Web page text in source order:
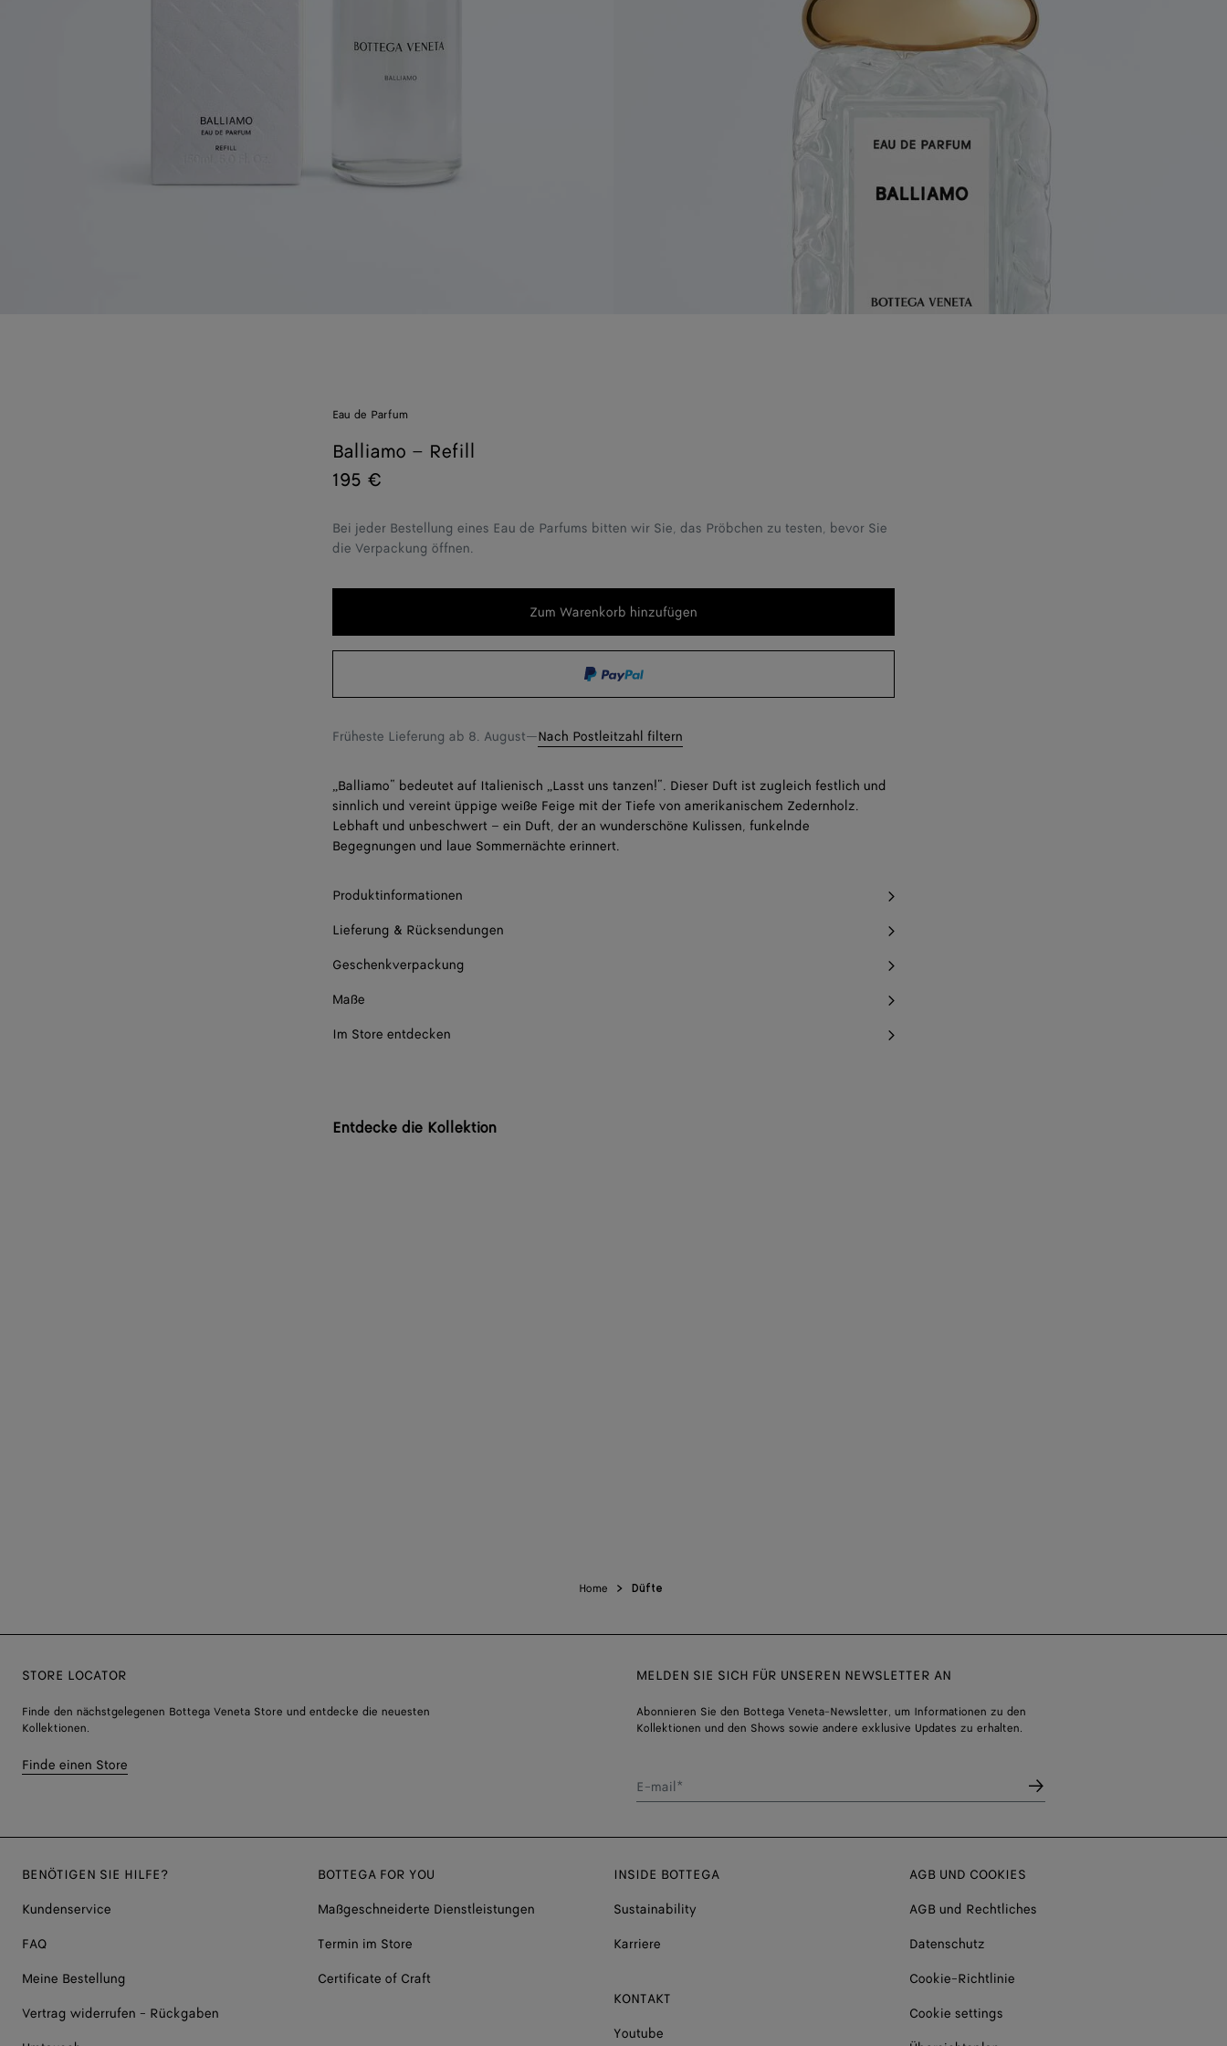
Eau de Parfum
Balliamo – Refill
195 €
Bei jeder Bestellung eines Eau de Parfums bitten wir Sie, das Pröbchen zu testen, bevor Sie
die Verpackung öffnen.
Zum
Zum Warenkorb hinzufügen
Bitte
eine
Größe
Früheste Lieferung ab 8. August—Nach Postleitzahl filtern
„Balliamo“ bedeutet auf Italienisch „Lasst uns tanzen!“. Dieser Duft ist zugleich festlich und
sinnlich und vereint üppige weiße Feige mit der Tiefe von amerikanischem Zedernholz.
Lebhaft und unbeschwert – ein Duft, der an wunderschöne Kulissen, funkelnde
Begegnungen und laue Sommernächte erinnert.
Produktinformationen
Lieferung & Rücksendungen
Geschenkverpackung
Maße
Im Store entdecken
Entdecke die Kollektion
Home Düfte
STORE LOCATOR
Finde den nächstgelegenen Bottega Veneta Store und entdecke die neuesten
Kollektionen.
Finde einen Store
MELDEN SIE SICH FÜR UNSEREN NEWSLETTER AN
Abonnieren Sie den Bottega Veneta-Newsletter, um Informationen zu den
Kollektionen und den Shows sowie andere exklusive Updates zu erhalten.
E-mail*
BENÖTIGEN SIE HILFE?
Kundenservice
FAQ
Meine Bestellung
Vertrag widerrufen - Rückgaben
BOTTEGA FOR YOU
Maßgeschneiderte Dienstleistungen
Termin im Store
Certificate of Craft
INSIDE BOTTEGA
Sustainability
Karriere
KONTAKT
Youtube
AGB UND COOKIES
AGB und Rechtliches
Datenschutz
Cookie-Richtlinie
Cookie settings